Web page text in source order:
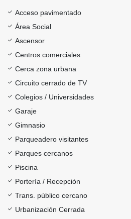
Acceso pavimentado
Área Social
Ascensor
Centros comerciales
Cerca zona urbana
Circuito cerrado de TV
Colegios / Universidades
Garaje
Gimnasio
Parqueadero visitantes
Parques cercanos
Piscina
Portería / Recepción
Trans. público cercano
Urbanización Cerrada